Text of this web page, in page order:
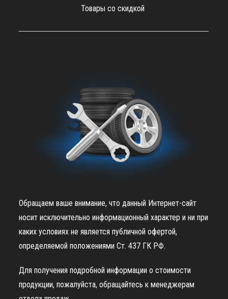
Товары со скидкой
Обращаем ваше внимание, что данный Интернет-сайт
носит исключительно информационный характер и ни при
каких условиях не является публичной офертой,
определяемой положениями Ст. 437 ГК РФ.
Для получения подробной информации о стоимости
продукции, пожалуйста, обращайтесь к менеджерам